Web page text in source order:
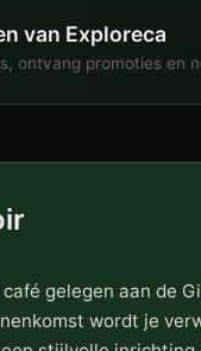
van Exploreca
ontvang promoties en
gelegen aan de
wordt je